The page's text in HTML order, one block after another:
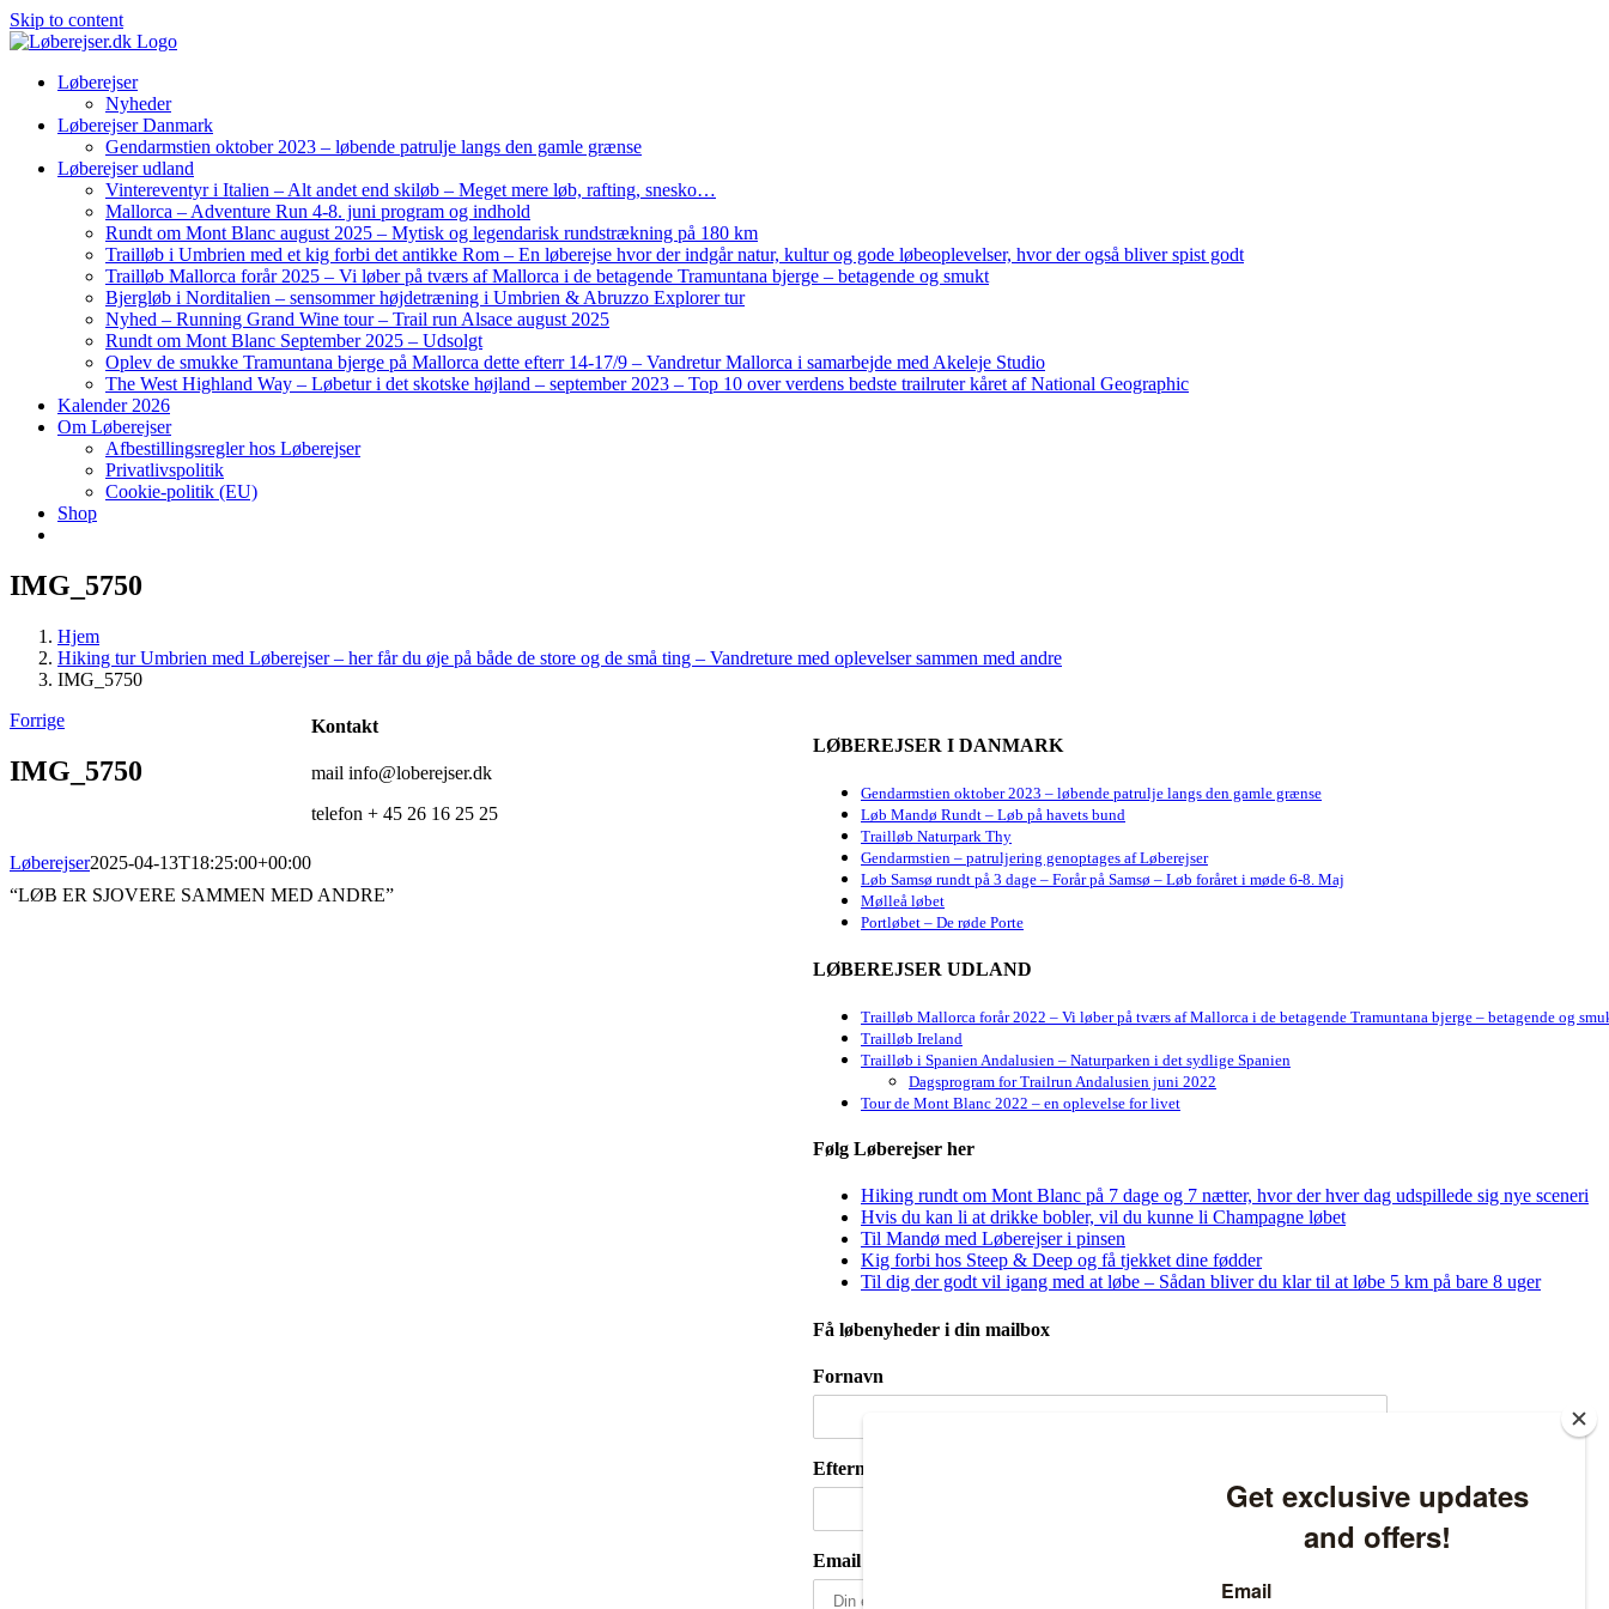
Skip to content
Løberejser
Nyheder
Løberejser Danmark
Gendarmstien oktober 2023 – løbende patrulje langs den gamle grænse
Løberejser udland
Vintereventyr i Italien – Alt andet end skiløb – Meget mere løb, rafting, snesko…
Mallorca – Adventure Run 4-8. juni program og indhold
Rundt om Mont Blanc august 2025 – Mytisk og legendarisk rundstrækning på 180 km
Trailløb i Umbrien med et kig forbi det antikke Rom – En løberejse hvor der indgår natur, kultur og gode løbeoplevelser, hvor der også bliver spist godt
Trailløb Mallorca forår 2025 – Vi løber på tværs af Mallorca i de betagende Tramuntana bjerge – betagende og smukt
Bjergløb i Norditalien – sensommer højdetræning i Umbrien & Abruzzo Explorer tur
Nyhed – Running Grand Wine tour – Trail run Alsace august 2025
Rundt om Mont Blanc September 2025 – Udsolgt
Oplev de smukke Tramuntana bjerge på Mallorca dette efterr 14-17/9 – Vandretur Mallorca i samarbejde med Akeleje Studio
The West Highland Way – Løbetur i det skotske højland – september 2023 – Top 10 over verdens bedste trailruter kåret af National Geographic
Kalender 2026
Om Løberejser
Afbestillingsregler hos Løberejser
Privatlivspolitik
Cookie-politik (EU)
Shop
IMG_5750
Hjem
Hiking tur Umbrien med Løberejser – her får du øje på både de store og de små ting – Vandreture med oplevelser sammen med andre
IMG_5750
Forrige
IMG_5750
Løberejser2025-04-13T18:25:00+00:00
LØBEREJSER I DANMARK
Gendarmstien oktober 2023 – løbende patrulje langs den gamle grænse
Løb Mandø Rundt – Løb på havets bund
Trailløb Naturpark Thy
Gendarmstien – patruljering genoptages af Løberejser
Løb Samsø rundt på 3 dage – Forår på Samsø – Løb foråret i møde 6-8. Maj
Mølleå løbet
Portløbet – De røde Porte
LØBEREJSER UDLAND
Trailløb Mallorca forår 2022 – Vi løber på tværs af Mallorca i de betagende Tramuntana bjerge – betagende og
Trailløb Ireland
Trailløb i Spanien Andalusien – Naturparken i det sydlige Spanien
Dagsprogram for Trailrun Andalusien juni 2022
Tour de Mont Blanc 2022 – en oplevelse for livet
Følg Løberejser her
Hiking rundt om Mont Blanc på 7 dage og 7 nætter, hvor der hver dag udspillede sig nye sceneri
Hvis du kan li at drikke bobler, vil du kunne li Champagne løbet
Til Mandø med Løberejser i pinsen
Kig forbi hos Steep & Deep og få tjekket dine fødder
Til dig der godt vil igang med at løbe – Sådan bliver du klar til at løbe 5 km på bare 8 uger
Få løbenyheder i din mailbox
Fornavn
Efternavn
Email adresse:
Kontakt
mail info@loberejser.dk
telefon + 45 26 16 25 25
“LØB ER SJOVERE SAMMEN MED ANDRE”